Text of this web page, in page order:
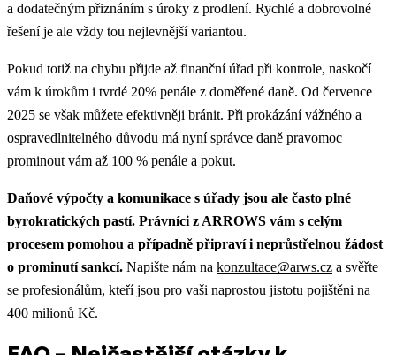
a dodatečným přiznáním s úroky z prodlení. Rychlé a dobrovolné
řešení je ale vždy tou nejlevnější variantou.
Pokud totiž na chybu přijde až finanční úřad při kontrole, naskočí
vám k úrokům i tvrdé 20% penále z doměřené daně. Od července
2025 se však můžete efektivněji bránit. Při prokázání vážného a
ospravedlnitelného důvodu má nyní správce daně pravomoc
prominout vám až 100 % penále a pokut.
Daňové výpočty a komunikace s úřady jsou ale často plné
byrokratických pastí. Právníci z ARROWS vám s celým
procesem pomohou a případně připraví i neprůstřelnou žádost
o prominutí sankcí. Napište nám na konzultace@arws.cz a svěřte
se profesionálům, kteří jsou pro vaši naprostou jistotu pojištěni na
400 milionů Kč.